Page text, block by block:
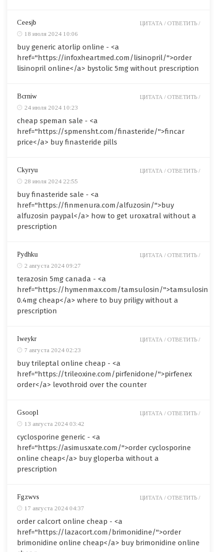
Ceesjb
18 июля 2024 10:06
buy generic atorlip online - <a
href="https://infoxheartmed.com/lisinopril/">order
lisinopril online</a> bystolic 5mg without prescription
ЦИТАТА / ОТВЕТИТЬ /
Bcrniw
24 июля 2024 10:23
cheap speman sale - <a
href="https://spmensht.com/finasteride/">fincar
price</a> buy finasteride pills
ЦИТАТА / ОТВЕТИТЬ /
Ckyryu
28 июля 2024 22:55
buy finasteride sale - <a
href="https://finmenura.com/alfuzosin/">buy
alfuzosin paypal</a> how to get uroxatral without a
prescription
ЦИТАТА / ОТВЕТИТЬ /
Pydhku
2 августа 2024 09:27
terazosin 5mg canada - <a
href="https://hymenmax.com/tamsulosin/">tamsulosin
0.4mg cheap</a> where to buy priligy without a
prescription
ЦИТАТА / ОТВЕТИТЬ /
Iweykr
7 августа 2024 02:23
buy trileptal online cheap - <a
href="https://trileoxine.com/pirfenidone/">pirfenex
order</a> levothroid over the counter
ЦИТАТА / ОТВЕТИТЬ /
Gsoopl
13 августа 2024 03:42
cyclosporine generic - <a
href="https://asimusxate.com/">order cyclosporine
online cheap</a> buy gloperba without a
prescription
ЦИТАТА / ОТВЕТИТЬ /
Fgzwvs
17 августа 2024 04:37
order calcort online cheap - <a
href="https://lazacort.com/brimonidine/">order
brimonidine online cheap</a> buy brimonidine online
ЦИТАТА / ОТВЕТИТЬ /